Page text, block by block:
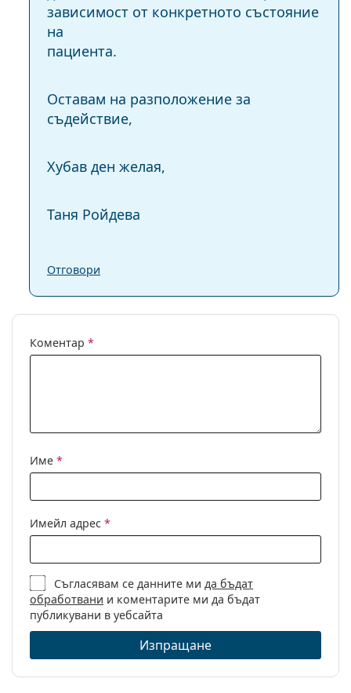
зависимост от конкретното състояние
на
пациента.
Оставам на разположение за
съдействие,
Хубав ден желая,
Таня Ройдева
Отговори
Коментар *
Име *
Имейл адрес *
Съгласявам се данните мида бъдат
обработвани и коментарите ми да бъдат
публикувани в уебсайта
Изпращане